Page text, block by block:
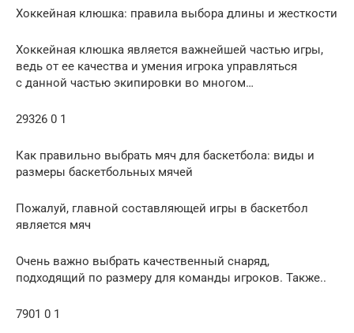
Хоккейная клюшка: правила выбора длины и жесткости
Хоккейная клюшка является важнейшей частью игры,
ведь от ее качества и умения игрока управляться
с данной частью экипировки во многом…
29326 0 1
Как правильно выбрать мяч для баскетбола: виды и
размеры баскетбольных мячей
Пожалуй, главной составляющей игры в баскетбол
является мяч
Очень важно выбрать качественный снаряд,
подходящий по размеру для команды игроков. Также..
7901 0 1